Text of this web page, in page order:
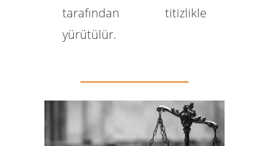
tarafından titizlikle
yürütülür.